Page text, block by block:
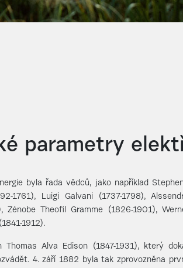
parametry
byla řada vědců, jako například
1761), Luigi Galvani (1737-1798),
Zénobe Theofil Gramme (1826-1901),
1912).
Thomas Alva Edison (1847-1931), který
4. září 1882 byla tak zprovozněna